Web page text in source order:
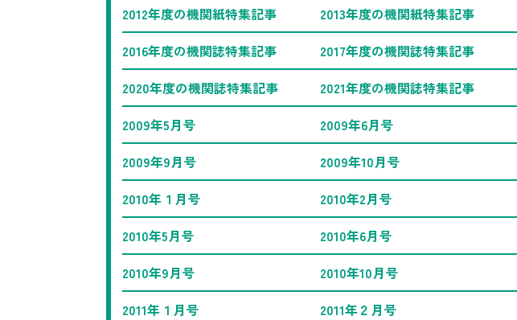
2012年度の機関紙特集記事
2013年度の機関紙特集記事
2016年度の機関誌特集記事
2017年度の機関誌特集記事
2020年度の機関誌特集記事
2021年度の機関誌特集記事
2009年5月号
2009年6月号
2009年9月号
2009年10月号
2010年１月号
2010年2月号
2010年5月号
2010年6月号
2010年9月号
2010年10月号
2011年１月号
2011年２月号